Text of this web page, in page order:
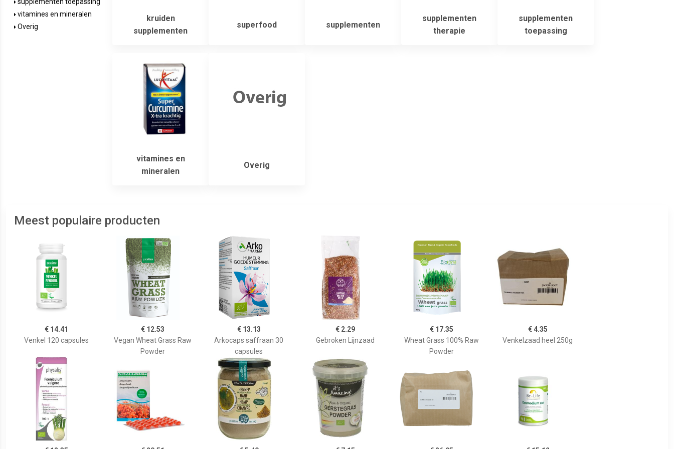
vitamines en mineralen
Overig
kruiden
supplementen
superfood supplementen
supplementen
therapie
supplementen
toepassing
vitamines en
mineralen
Overig
Meest populaire producten
€ 14.41
Venkel 120 capsules
€ 12.53
Vegan Wheat Grass Raw
Powder
€ 13.13
Arkocaps saffraan 30
capsules
€ 2.29
Gebroken Lijnzaad
€ 17.35
Wheat Grass 100% Raw
Powder
€ 4.35
Venkelzaad heel 250g